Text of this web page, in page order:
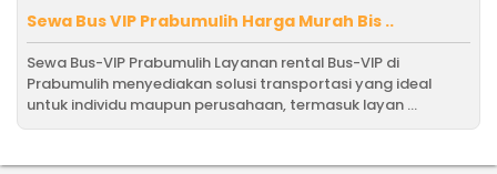
Sewa Bus VIP Prabumulih Harga Murah Bis ..
Sewa Bus-VIP Prabumulih Layanan rental Bus-VIP di
Prabumulih menyediakan solusi transportasi yang ideal
untuk individu maupun perusahaan, termasuk layan ...